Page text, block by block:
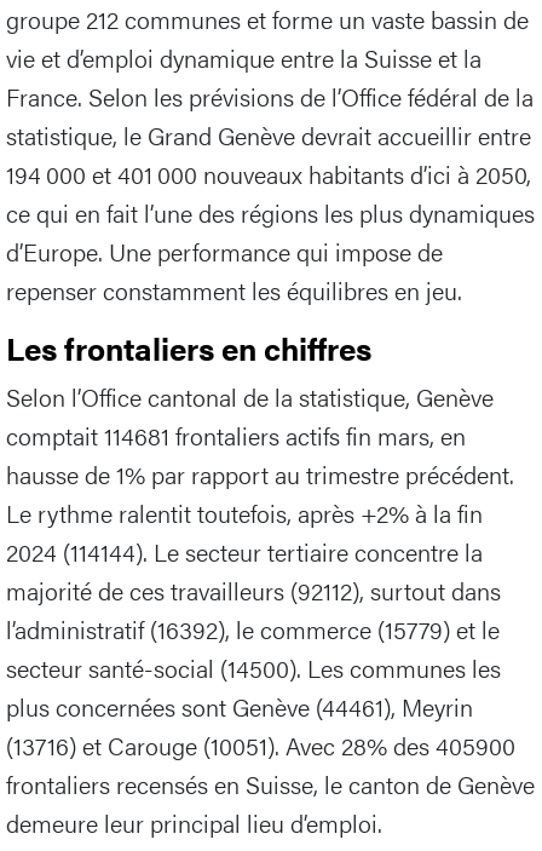
groupe 212 communes et forme un vaste bassin de
vie et d’emploi dynamique entre la Suisse et la
France. Selon les prévisions de l’Office fédéral de la
statistique, le Grand Genève devrait accueillir entre
194 000 et 401 000 nouveaux habitants d’ici à 2050,
ce qui en fait l’une des régions les plus dynamiques
d’Europe. Une performance qui impose de
repenser constamment les équilibres en jeu.
Les frontaliers en chiffres
Selon l’Office cantonal de la statistique, Genève
comptait 114681 frontaliers actifs fin mars, en
hausse de 1% par rapport au trimestre précédent.
Le rythme ralentit toutefois, après +2% à la fin
2024 (114144). Le secteur tertiaire concentre la
majorité de ces travailleurs (92112), surtout dans
l’administratif (16392), le commerce (15779) et le
secteur santé-social (14500). Les communes les
plus concernées sont Genève (44461), Meyrin
(13716) et Carouge (10051). Avec 28% des 405900
frontaliers recensés en Suisse, le canton de Genève
demeure leur principal lieu d’emploi.